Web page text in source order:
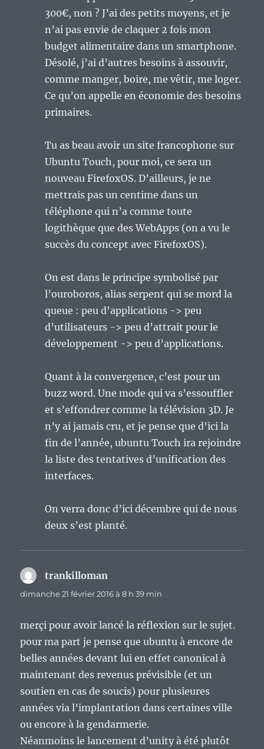
300€, non ? J’ai des petits moyens, et je
n’ai pas envie de claquer 2 fois mon
budget alimentaire dans un smartphone.
Désolé, j’ai d’autres besoins à assouvir,
comme manger, boire, me vêtir, me loger.
Ce qu’on appelle en économie des besoins
primaires.
Tu as beau avoir un site francophone sur
Ubuntu Touch, pour moi, ce sera un
nouveau FirefoxOS. D’ailleurs, je ne
mettrais pas un centime dans un
téléphone qui n’a comme toute
logithèque que des WebApps (on a vu le
succès du concept avec FirefoxOS).
On est dans le principe symbolisé par
l’ouroboros, alias serpent qui se mord la
queue : peu d’applications -> peu
d’utilisateurs -> peu d’attrait pour le
développement -> peu d’applications.
Quant à la convergence, c’est pour un
buzz word. Une mode qui va s’essouffler
et s’effondrer comme la télévision 3D. Je
n’y ai jamais cru, et je pense que d’ici la
fin de l’année, ubuntu Touch ira rejoindre
la liste des tentatives d’unification des
interfaces.
On verra donc d’ici décembre qui de nous
deux s’est planté.
trankilloman
dimanche 21 février 2016 à 8 h 39 min
merçi pour avoir lancé la réflexion sur le sujet.
pour ma part je pense que ubuntu à encore de
belles années devant lui en effet canonical à
maintenant des revenus prévisible (et un
soutien en cas de soucis) pour plusieures
années via l’implantation dans certaines ville
ou encore à la gendarmerie.
Néanmoins le lancement d’unity à été plutôt